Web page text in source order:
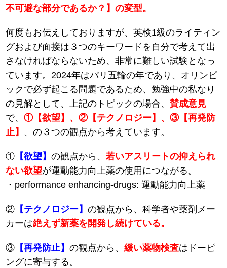
不可避な部分であるか？】の変型。
何度もお伝えしておりますが、英検1級のライティン
グおよび面接は３つのキーワードを自分で考えて出
さなければならないため、非常に難しい試験となっ
ています。2024年はパリ五輪の年であり、オリンピ
ックで必ず起こる問題であるため、勉強中の私なり
の見解として、上記のトピックの場合、賛成意見
で、①【欲望】、②【テクノロジー】、③【再発防
止】 、の３つの観点から考えています。
① 【欲望】の観点から、若いアスリートの抑えられ
ない欲望が運動能力向上薬の使用につながる。
・performance enhancing-drugs: 運動能力向上薬
② 【テクノロジー】の観点から、科学者や薬剤メー
カーは絶えず新薬を開発し続けている。
③ 【再発防止】の観点から、緩い薬物検査はドーピ
ングに寄与する。